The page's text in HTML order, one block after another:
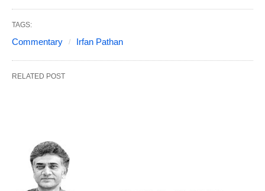
TAGS:
Commentary Irfan Pathan
RELATED POST